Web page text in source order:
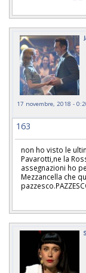
17 novembre, 2018 -
163
non ho visto le
Pavarotti,ne la
assegnazioni ho
Mezzancella che